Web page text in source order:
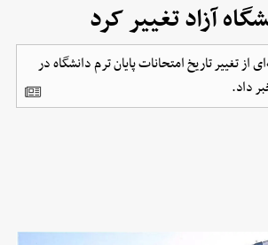
آزاد تغییر کرد
از تغییر تاریخ امتحانات پایان ترم دانشگاه در